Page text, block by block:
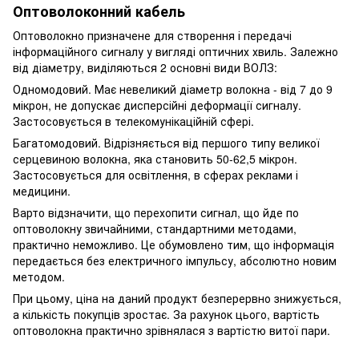
Оптоволоконний кабель
Оптоволокно призначене для створення і передачі
інформаційного сигналу у вигляді оптичних хвиль. Залежно
від діаметру, виділяються 2 основні види ВОЛЗ:
Одномодовий. Має невеликий діаметр волокна - від 7 до 9
мікрон, не допускає дисперсійні деформації сигналу.
Застосовується в телекомунікаційній сфері.
Багатомодовий. Відрізняється від першого типу великої
серцевиною волокна, яка становить 50-62,5 мікрон.
Застосовується для освітлення, в сферах реклами і
медицини.
Варто відзначити, що перехопити сигнал, що йде по
оптоволокну звичайними, стандартними методами,
практично неможливо. Це обумовлено тим, що інформація
передається без електричного імпульсу, абсолютно новим
методом.
При цьому, ціна на даний продукт безперервно знижується,
а кількість покупців зростає. За рахунок цього, вартість
оптоволокна практично зрівнялася з вартістю витої пари.